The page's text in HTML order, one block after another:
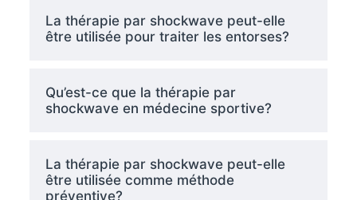
La thérapie par shockwave peut-elle
être utilisée pour traiter les entorses?
Qu’est-ce que la thérapie par
shockwave en médecine sportive?
La thérapie par shockwave peut-elle
être utilisée comme méthode
préventive?